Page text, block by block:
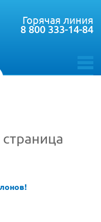
toggle
Горячая линия
8 800 333-14-84